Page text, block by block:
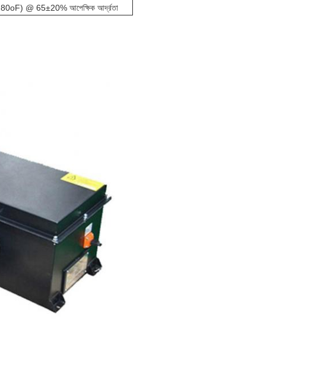
80oF) @ 65±20% আপেক্ষিক আর্দ্রতা